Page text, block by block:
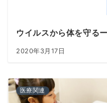
ウイルスから体を守る
2020年3月17日
医療関連